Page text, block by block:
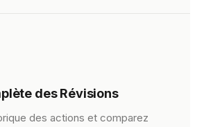
des Révisions
des actions et comparez